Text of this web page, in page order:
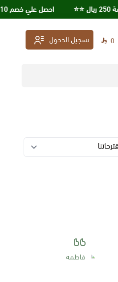
احصل علي خصم 10% عند استخدامك كود خصم KSA95
0 تسجيل الدخول